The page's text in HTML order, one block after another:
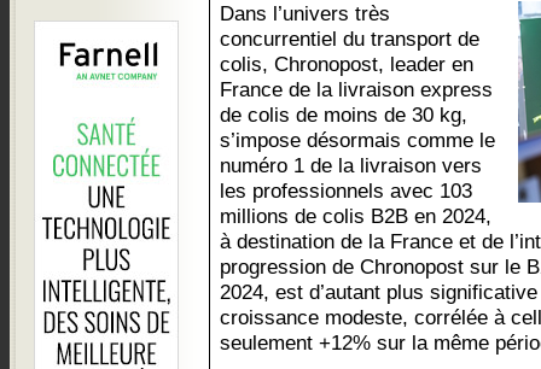
Dans l’univers très
concurrentiel du transport de
colis, Chronopost, leader en
France de la livraison express
de colis de moins de 30 kg,
s’impose désormais comme le
numéro 1 de la livraison vers
les professionnels avec 103
millions de colis B2B en 2024,
à destination de la France et de
progression de Chronopost sur le
2024, est d’autant plus
croissance modeste, corrélée à
seulement +12% sur la même